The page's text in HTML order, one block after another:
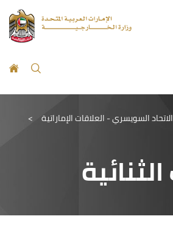
الاتحاد السويسري - العلاقات الإماراتية >